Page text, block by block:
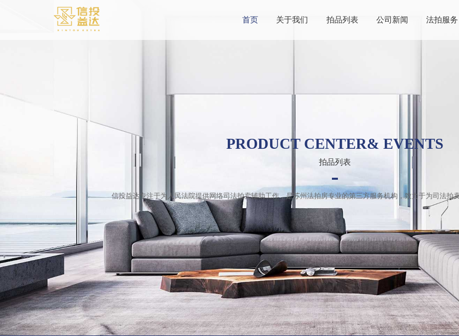
首页 关于我们 拍品列表 公司新闻 法拍服务
PRODUCT CENTER& EVENTS
拍品列表
信投益达专注于为人民法院提供网络司法拍卖辅助工作，是苏州法拍房专业的第三方服务机构，致力于为司法拍